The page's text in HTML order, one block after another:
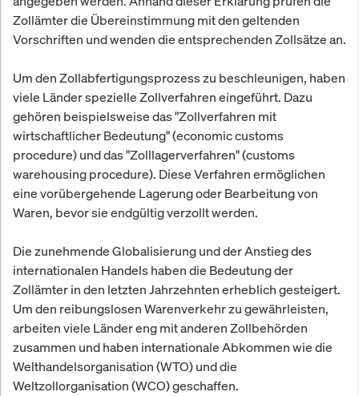
Zollämter die Übereinstimmung mit den geltenden
Vorschriften und wenden die entsprechenden Zollsätze an.
Um den Zollabfertigungsprozess zu beschleunigen, haben
viele Länder spezielle Zollverfahren eingeführt. Dazu
gehören beispielsweise das "Zollverfahren mit
wirtschaftlicher Bedeutung" (economic customs
procedure) und das "Zolllagerverfahren" (customs
warehousing procedure). Diese Verfahren ermöglichen
eine vorübergehende Lagerung oder Bearbeitung von
Waren, bevor sie endgültig verzollt werden.
Die zunehmende Globalisierung und der Anstieg des
internationalen Handels haben die Bedeutung der
Zollämter in den letzten Jahrzehnten erheblich gesteigert.
Um den reibungslosen Warenverkehr zu gewährleisten,
arbeiten viele Länder eng mit anderen Zollbehörden
zusammen und haben internationale Abkommen wie die
Welthandelsorganisation (WTO) und die
Weltzollorganisation (WCO) geschaffen.